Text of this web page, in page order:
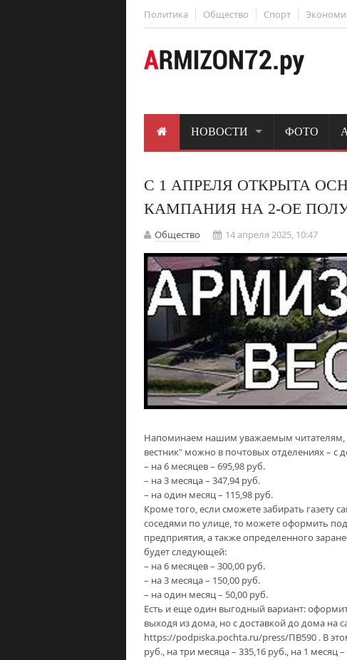
Политика Общество Спорт
НОВОСТИ ФОТО
С 1 АПРЕЛЯ ОТКРЫТА
КАМПАНИЯ НА 2-ОЕ
Общество 14 апреля 2025, 10:47
Напоминаем нашим уважаемым читателям,
вестник" можно в почтовых отделениях – с
– на 6 месяцев – 695,98 руб.
– на 3 месяца – 347,94 руб.
– на один месяц – 115,98 руб.
Кроме того, если сможете забирать газету
соседями по улице, то можете оформить
предприятия, а также определенного
будет следующей:
– на 6 месяцев – 300,00 руб.
– на 3 месяца – 150,00 руб.
– на один месяц – 50,00 руб.
Есть и еще один выгодный вариант:
выходя из дома, но с доставкой до дома на
https://podpiska.pochta.ru/press/ПВ590 . В
руб., на три месяца – 335,16 руб., на 1 месяц